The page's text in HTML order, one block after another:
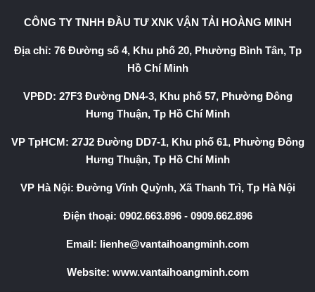
CÔNG TY TNHH ĐẦU TƯ XNK VẬN TẢI HOÀNG MINH
Địa chỉ: 76 Đường số 4, Khu phố 20, Phường Bình Tân, Tp
Hồ Chí Minh
VPĐD: 27F3 Đường DN4-3, Khu phố 57, Phường Đông
Hưng Thuận, Tp Hồ Chí Minh
VP TpHCM: 27J2 Đường DD7-1, Khu phố 61, Phường Đông
Hưng Thuận, Tp Hồ Chí Minh
VP Hà Nội: Đường Vĩnh Quỳnh, Xã Thanh Trì, Tp Hà Nội
Điện thoại: 0902.663.896- 0909.662.896
Email: lienhe@vantaihoangminh.com
Website: www.vantaihoangminh.com